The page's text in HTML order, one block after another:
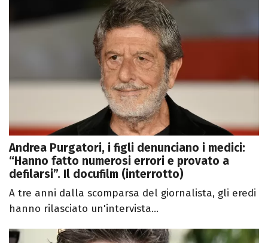
Andrea Purgatori, i figli denunciano i medici:
“Hanno fatto numerosi errori e provato a
defilarsi”. Il docufilm (interrotto)
A tre anni dalla scomparsa del giornalista, gli eredi
hanno rilasciato un'intervista...